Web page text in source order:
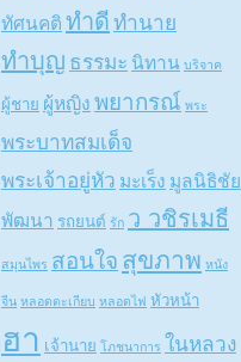
ทัศนคติทำดีทำนาย
ทำบุญ ธรรมะ นิทาน บริจาค
ผู้ชาย ผู้หญิงพยากรณ์ พระ
พระบาทสมเด็จ
พระเจ้าอยู่หัว มะเร็ง มูลนิธิชัย
พัฒนา รถยนต์ รัก ว วชิรเมธี
สมุนไพร สอนใจสุขภาพ หนัง
จีน หลอดตะเกียบ หลอดไฟ หัวหน้า
ฮา เจ้านาย โภชนาการ ในหลวง